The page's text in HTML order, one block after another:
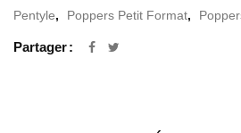
Pentyle, Poppers Petit Format,
Partager